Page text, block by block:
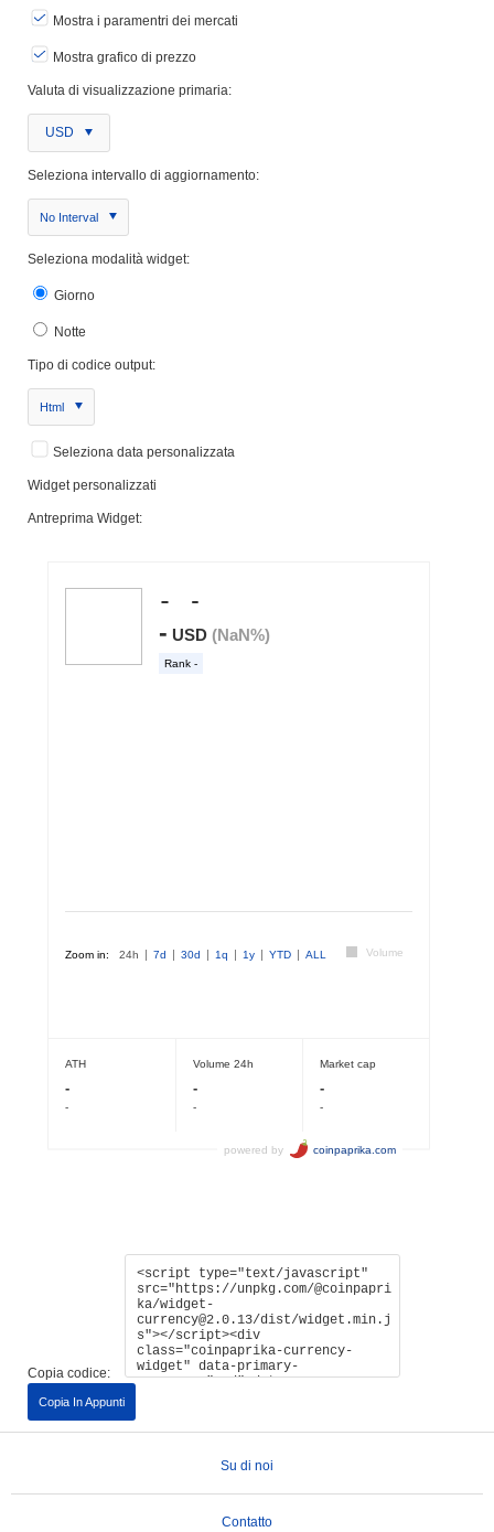
Mostra i paramentri dei mercati
Mostra grafico di prezzo
Valuta di visualizzazione primaria:
USD
Seleziona intervallo di aggiornamento:
No Interval
Seleziona modalità widget:
Giorno
Notte
Tipo di codice output:
Html
Seleziona data personalizzata
Widget personalizzati
Antreprima Widget:
Copia codice:
Copia In Appunti
Su di noi
Contatto